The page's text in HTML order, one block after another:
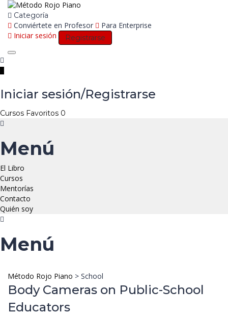
Categoría
Conviértete en Profesor
Para Enterprise
Iniciar sesión
Registrarse
Toggle
Iniciar sesión/Registrarse
Cursos Favoritos 0
Menú
El Libro
Cursos
Mentorías
Contacto
Quién soy
Menú
Método Rojo Piano > School
Body Cameras on Public-School
Educators